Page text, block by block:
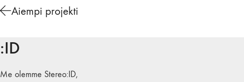
Aiempi projekti
:ID
Me olemme Stereo:ID,